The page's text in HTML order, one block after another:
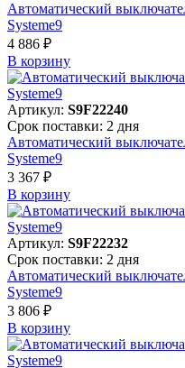
Автоматический
Systeme9
4 886 ₽
В корзинy
Артикул: S9F22240
Срок поставки: 2 дня
Автоматический
Systeme9
3 367 ₽
В корзинy
Артикул: S9F22232
Срок поставки: 2 дня
Автоматический
Systeme9
3 806 ₽
В корзинy